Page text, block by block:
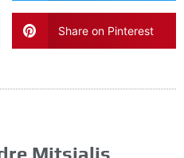
Share on Pinterest
Mitsialis